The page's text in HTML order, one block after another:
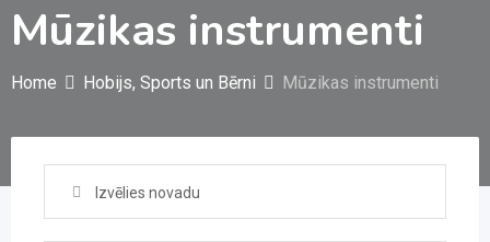
Mūzikas instrumenti
Home Hobijs, Sports un Bērni Mūzikas instrumenti
Izvēlies novadu